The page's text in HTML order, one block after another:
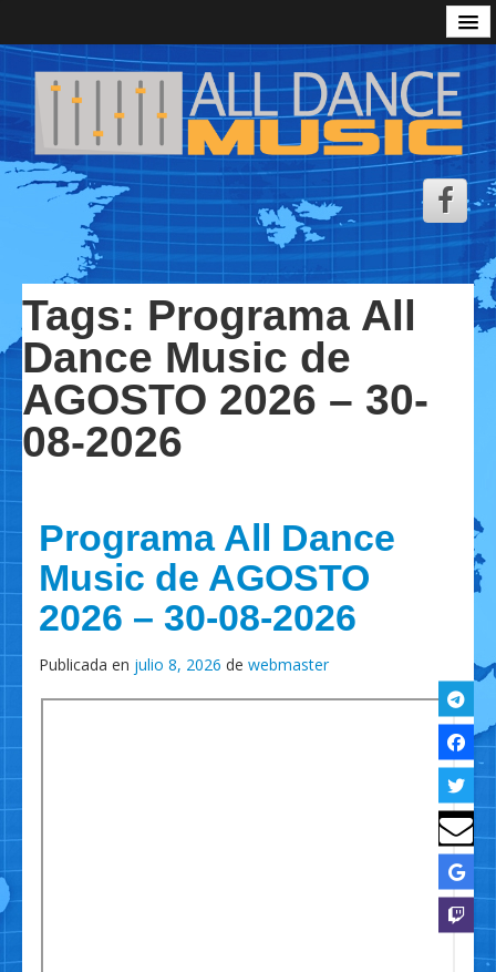
Podcast All Dance Music
Zona Descarga ADM
Sesiones
Radio
Emisoras de Radio
Video Show
Aviso Legal
Personalizar Cookies
Política de Cookies
Política de Privacidad
Tags: Programa All
Dance Music de
AGOSTO 2026 – 30-
08-2026
Programa All Dance
Music de AGOSTO
2026 – 30-08-2026
Publicada en julio 8, 2026 de webmaster